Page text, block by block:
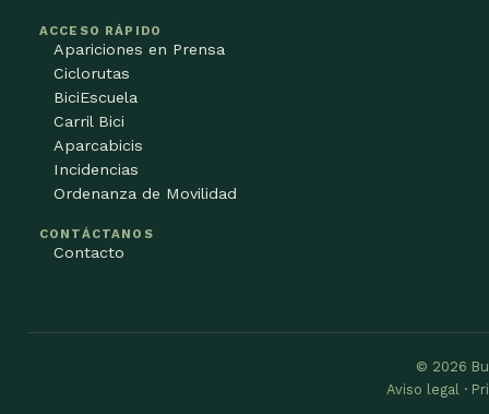
ACCESO RÁPIDO
Apariciones en Prensa
Ciclorutas
BiciEscuela
Carril Bici
Aparcabicis
Incidencias
Ordenanza de Movilidad
CONTÁCTANOS
Contacto
© 2026
Aviso legal ·